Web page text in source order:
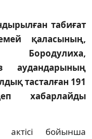
табиғат
қаласының,
Бородулиха,
аудандарының
тасталған 191
хабарлайды
актісі бойынша